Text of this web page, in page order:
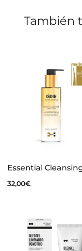
También
Essential
32,00€